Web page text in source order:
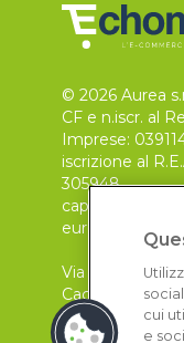
© 2026 Aurea
CF e n.iscr. al
Imprese:
iscrizione al
305948
capitale sociale
euro, i.v.
Via Pietro Leo
Cagliari
09129
cui
e